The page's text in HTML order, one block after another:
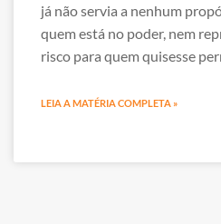
já não servia a nenhum
quem está no poder, nem
risco para quem quisesse
LEIA A MATÉRIA COMPLETA »